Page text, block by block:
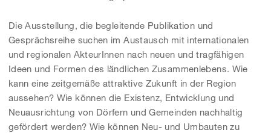
Die Ausstellung, die begleitende Publikation und
Gesprächsreihe suchen im Austausch mit internationalen
und regionalen AkteurInnen nach neuen und tragfähigen
Ideen und Formen des ländlichen Zusammenlebens. Wie
kann eine zeitgemäße attraktive Zukunft in der Region
aussehen? Wie können die Existenz, Entwicklung und
Neuausrichtung von Dörfern und Gemeinden nachhaltig
gefördert werden? Wie können Neu- und Umbauten zu